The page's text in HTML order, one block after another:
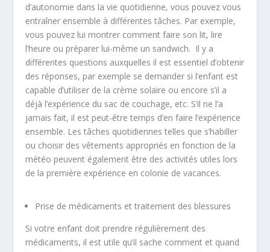
d’autonomie dans la vie quotidienne, vous pouvez vous
entraîner ensemble à différentes tâches. Par exemple,
vous pouvez lui montrer comment faire son lit, lire
l’heure ou préparer lui-même un sandwich. Il y a
différentes questions auxquelles il est essentiel d’obtenir
des réponses, par exemple se demander si l’enfant est
capable d’utiliser de la crème solaire ou encore s’il a
déjà l’expérience du sac de couchage, etc. S’il ne l’a
jamais fait, il est peut-être temps d’en faire l’expérience
ensemble. Les tâches quotidiennes telles que s’habiller
ou choisir des vêtements appropriés en fonction de la
météo peuvent également être des activités utiles lors
de la première expérience en colonie de vacances.
Prise de médicaments et traitement des blessures
Si votre enfant doit prendre régulièrement des
médicaments, il est utile qu’il sache comment et quand